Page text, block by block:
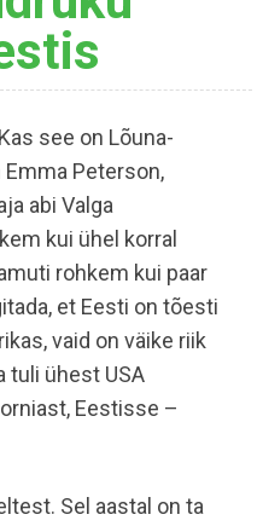
see on Lõuna-
Peterson,
abi Valga
kui ühel korral
rohkem kui paar
et Eesti on tõesti
vaid on väike riik
tuli ühest USA
Eestisse –
Sel aastal on ta